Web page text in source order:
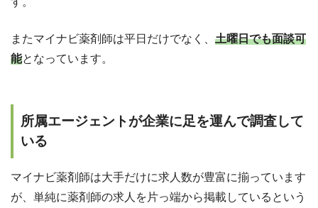
またマイナビ薬剤師は平日だけでなく、 土曜日でも面談可
能となっています。
所属エージェントが企業に足を運んで調査して
いる
マイナビ薬剤師は大手だけに求人数が豊富に揃っています
が、単純に薬剤師の求人を片っ端から掲載しているという